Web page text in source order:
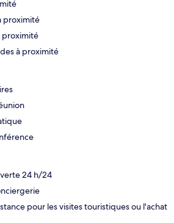
proximité
proximité
à proximité
24 h/24
pour les visites touristiques ou l'achat